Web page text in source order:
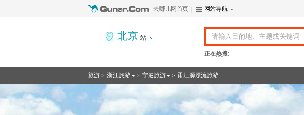
去哪儿网首页 网站导航
北京 站
正在热搜:
旅游 > 浙江旅游 > 宁波旅游 > 甬江源漂流旅游